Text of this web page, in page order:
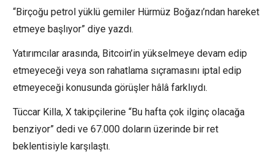
“Birçoğu petrol yüklü gemiler Hürmüz Boğazı’ndan hareket
etmeye başlıyor” diye yazdı.
Yatırımcılar arasında, Bitcoin’in yükselmeye devam edip
etmeyeceği veya son rahatlama sıçramasını iptal edip
etmeyeceği konusunda görüşler hâlâ farklıydı.
Tüccar Killa, X takipçilerine “Bu hafta çok ilginç olacağa
benziyor” dedi ve 67.000 doların üzerinde bir ret
beklentisiyle karşılaştı.